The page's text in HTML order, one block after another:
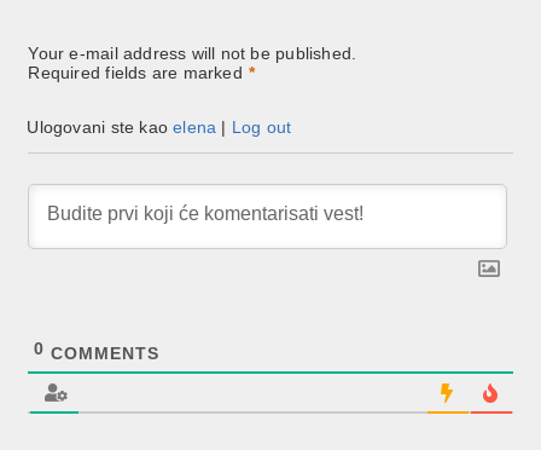
Your e-mail address will not be published.
Required fields are marked *
Ulogovani ste kaoelena | Log out
0 COMMENTS